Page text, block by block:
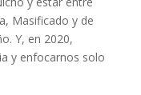
Masificado y de
Y, en 2020,
y enfocarnos solo